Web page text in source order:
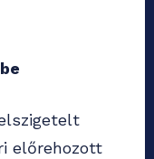
előrehozott